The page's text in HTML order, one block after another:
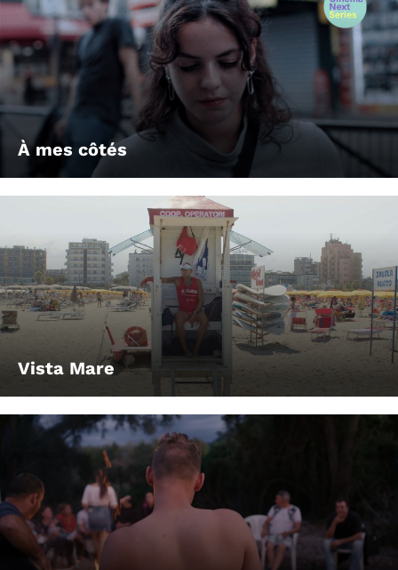
À mes côtés
Vista Mare